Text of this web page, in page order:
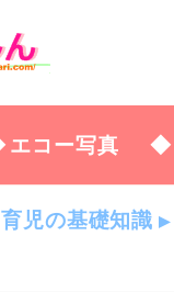
エコー写真
育児の基礎知識